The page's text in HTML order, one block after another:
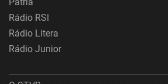
Rádio RSI
Rádio Litera
Rádio Junior